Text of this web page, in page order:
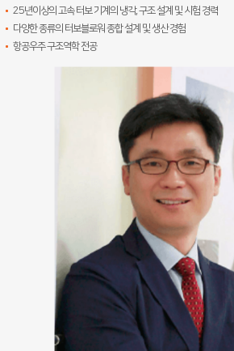
25년이상의 고속 터보 기계의 냉각, 구조 설계 및 시험 경력
다양한 종류의 터보블로워 종합 설계 및 생산 경험
항공우주 구조역학 전공